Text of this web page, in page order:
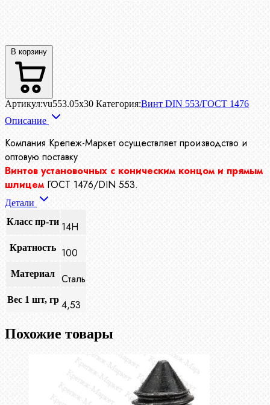
В корзину
Артикул:vu553.05x30 Категория:Винт DIN 553/ГОСТ 1476
Описание
Компания Крепеж-Маркет осуществляет производство и
оптовую поставку
Винтов установочных с коническим концом и прямым
шлицем ГОСТ 1476/DIN 553.
Детали
Класс пр-ти 14Н
Кратность 100
Материал Сталь
Вес 1 шт, гр 4,53
Похожие товары